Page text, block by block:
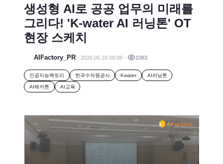
생성형 AI로 공공 업무의 미래를
그리다! 'K-water AI 러닝톤' OT
현장 스케치
AIFactory_PR 2026.05.18 08:08 1083
인공지능팩토리 한국수자원공사 Kwater AI러닝톤
AI해커톤 AI교육